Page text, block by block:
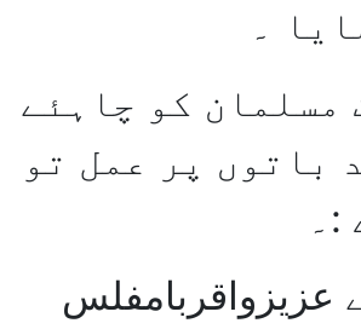
۔
مسلمان کو چاہئے
باتوں پر عمل تو
:۔
عزیزواقربامفلس